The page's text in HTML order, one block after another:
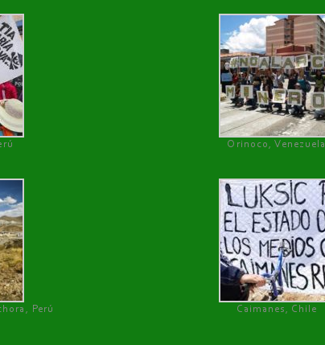
Orinoco, Venezuela
Perú Caimanes, Chile